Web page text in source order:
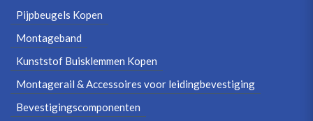
Pijpbeugels Kopen
Montageband
Kunststof Buisklemmen Kopen
Montagerail & Accessoires voor leidingbevestiging
Bevestigingscomponenten